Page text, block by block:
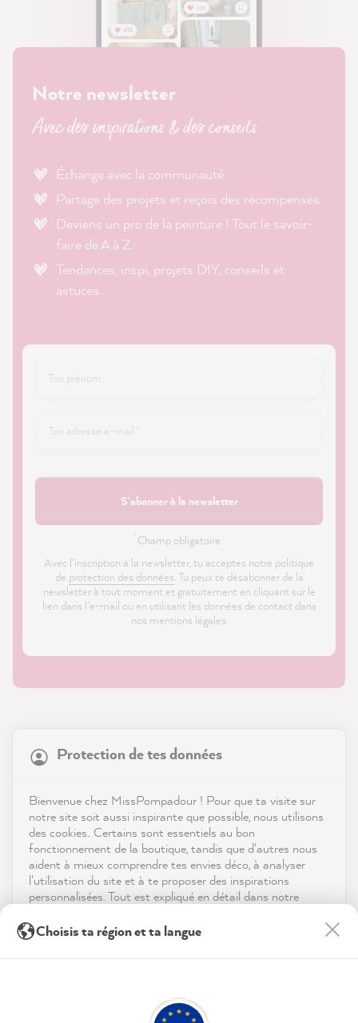
Notre newsletter
Avec des inspirations & des conseils
Échange avec la communauté.
Partage des projets et reçois des récompenses.
Deviens un pro de la peinture ! Tout le savoir-
faire de A à Z.
Tendances, inspi, projets DIY, conseils et
astuces.
S'abonner à la newsletter
Champ obligatoire ·
Avec l'inscription à la newsletter, tu acceptes notre politique
de protection des données. Tu peux te désabonner de la
newsletter à tout moment et gratuitement en cliquant sur le
lien dans l'e-mail ou en utilisant les données de contact dans
nos mentions légales.
Boutique
Service
Contact
Télécharger l'appli
Les médias sociaux
Protection de tes données
Bienvenue chez MissPompadour ! Pour que ta visite sur
notre site soit aussi inspirante que possible, nous utilisons
des cookies.. Certains sont essentiels au bon
fonctionnement de la boutique, tandis que d'autres nous
aident à mieux comprendre tes envies déco, à analyser
l'utilisation du site et à te proposer des inspirations
personnalisées. Tout est expliqué en détail dans notre
En cliquant sur « Tout accepter », tu nous autorises à
peaufiner ton expérience avec nous. Pas d'inquiétude, tu
reviews-io
Client vérifié
Les cartes de couleur sont idéales pour avoir
la couleur dans votre maison.
Facebook
Choisis ta région et ta langue